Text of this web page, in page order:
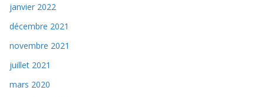
janvier 2022
décembre 2021
novembre 2021
juillet 2021
mars 2020